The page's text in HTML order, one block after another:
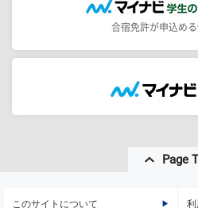
合宿免許が申込め
Page
このサイトについて